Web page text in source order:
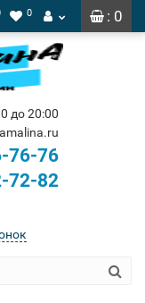
: 0
0
до 20:00
76-76
72-82